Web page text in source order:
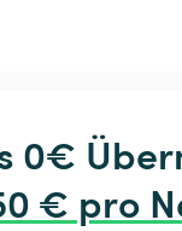
€ pro